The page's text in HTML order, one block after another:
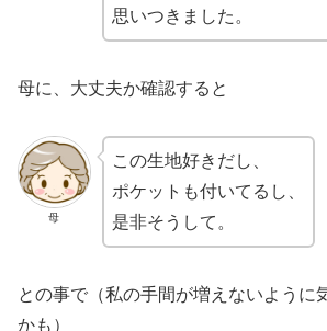
思いつきました。
母に、大丈夫か確認すると
母
この生地好きだし、
ポケットも付いてるし、
是非そうして。
との事で（私の手間が増えないように
かも）